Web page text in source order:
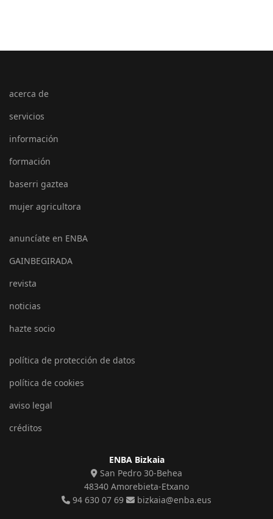
acerca de
servicios
información
formación
baserri gaztea
mujer agricultora
anuncíate en ENBA
GAINBEGIRADA
revista
noticias
hazte socio
política de protección de datos
política de cookies
aviso legal
créditos
ENBA Bizkaia
San Pedro 30-Behea
48340 Amorebieta-Etxano
94 630 07 69
bizkaia@enba.eus